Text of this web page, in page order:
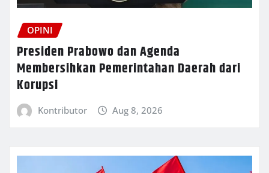
OPINI
Presiden Prabowo dan Agenda
Membersihkan Pemerintahan Daerah dari
Korupsi
Kontributor Aug 8, 2026